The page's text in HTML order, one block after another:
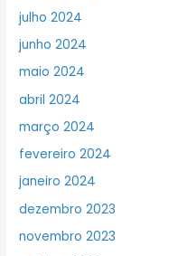
julho 2024
junho 2024
maio 2024
abril 2024
março 2024
fevereiro 2024
janeiro 2024
dezembro 2023
novembro 2023